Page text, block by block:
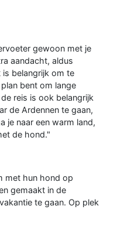
gewoon met je
aandacht, aldus
belangrijk om te
bent om lange
reis is ook belangrijk
de Ardennen te gaan,
je naar een warm land,
de hond."
met hun hond op
gemaakt in de
te gaan. Op plek